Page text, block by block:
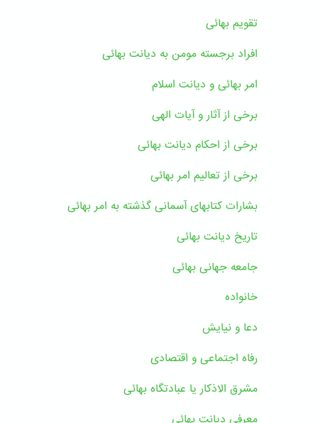
تقویم بهائی
افراد برجسته مومن به دیانت بهائی
امر بهائی و دیانت اسلام
برخی از آثار و آیات الهی
برخی از احکام دیانت بهائی
برخی از تعالیم امر بهائی
بشارات کتابهای آسمانی گذشته به امر بهائی
تاریخ دیانت بهائی
جامعه جهانی بهائی
خانواده
دعا و نیایش
رفاه اجتماعی و اقتصادی
مشرق الاذکار یا عبادتگاه بهائی
معرفی دیانت بهائی